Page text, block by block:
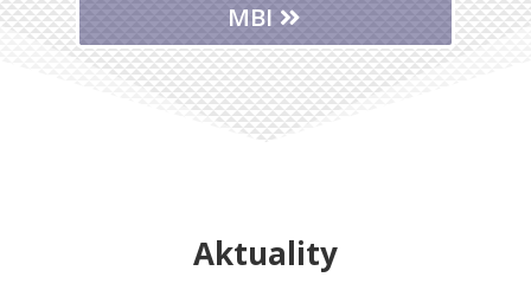
MBI
Aktuality